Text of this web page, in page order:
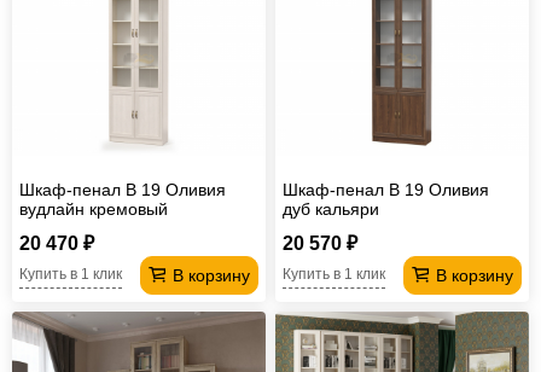
Шкаф-пенал В 19 Оливия
вудлайн кремовый
20 470 ₽
В корзину
Купить в 1 клик
Шкаф-пенал В 19 Оливия
дуб кальяри
20 570 ₽
В корзину
Купить в 1 клик